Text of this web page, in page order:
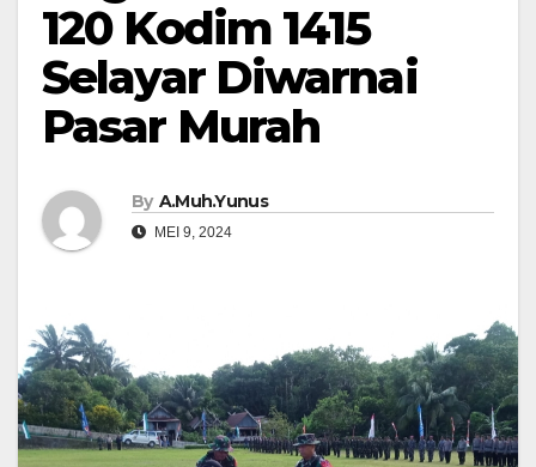
120 Kodim 1415
Selayar Diwarnai
Pasar Murah
By A.Muh.Yunus
MEI 9, 2024